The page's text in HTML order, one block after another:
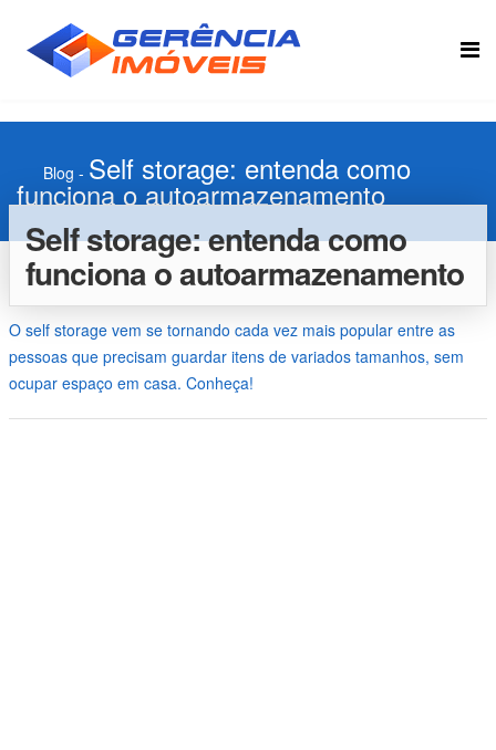
Blog - Self storage: entenda como
funciona o autoarmazenamento
Self storage: entenda como
funciona o autoarmazenamento
O self storage vem se tornando cada vez mais popular entre as
pessoas que precisam guardar itens de variados tamanhos, sem
ocupar espaço em casa. Conheça!